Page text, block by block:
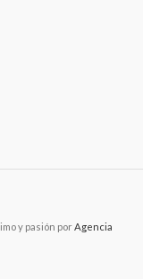
y pasión por Agencia